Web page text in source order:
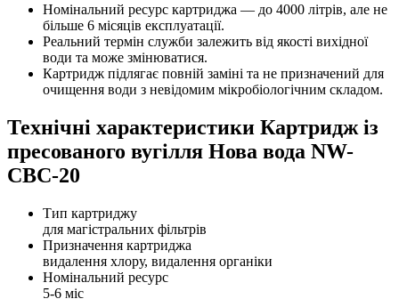
Номінальний ресурс картриджа — до 4000 літрів, але не
більше 6 місяців експлуатації.
Реальний термін служби залежить від якості вихідної
води та може змінюватися.
Картридж підлягає повній заміні та не призначений для
очищення води з невідомим мікробіологічним складом.
Технічні характеристики Картридж із
пресованого вугілля Нова вода NW-
CBC-20
Тип картриджу
для магістральних фільтрів
Призначення картриджа
видалення хлору, видалення органіки
Номінальний ресурс
5-6 міс